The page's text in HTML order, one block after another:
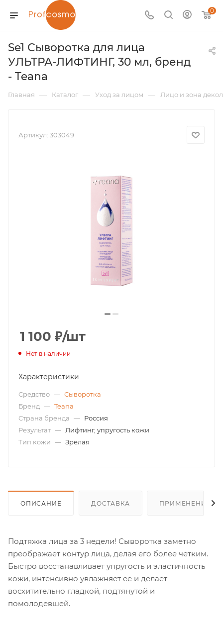
0
Se1 Сыворотка для лица
УЛЬТРА-ЛИФТИНГ, 30 мл, бренд
- Teana
Главная — Каталог — Уход за лицом — Лицо и зона
Артикул: 303049
1 100 ₽/шт
Нет в наличии
Характеристики
Средство — Сыворотка
Бренд — Teana
Страна бренда — Россия
Результат — Лифтинг, упругость кожи
Тип кожи — Зрелая
ОПИСАНИЕ ДОСТАВКА ПРИМЕНЕНИЕ
Подтяжка лица за 3 недели! Сыворотка заметно
преображает контур лица, делая его более четким.
Быстро восстанавливает упругость и эластичность
кожи, интенсивно увлажняет ее и делает
восхитительно гладкой, подтянутой и
помолодевшей.